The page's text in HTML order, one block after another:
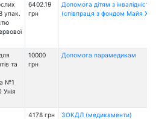
упак.
6402.19
грн
Допомога дітям з інвалідністю
(співпраця з фондом Майя
та
№1
Унія
10000
грн
Допомога парамедикам
4178 грн ЗОКДЛ (медикаменти)